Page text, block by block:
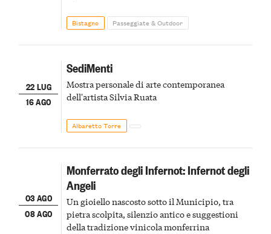
Bistagno Passeggiate & Outdoor
22 LUG
16 AGO
SediMenti
Mostra personale di arte contemporanea
dell'artista Silvia Ruata
Albaretto Torre
03 AGO
08 AGO
Monferrato degli Infernot: Infernot degli
Angeli
Un gioiello nascosto sotto il Municipio, tra
pietra scolpita, silenzio antico e suggestioni
della tradizione vinicola monferrina